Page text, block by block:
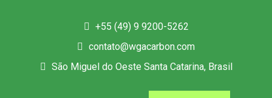
+55 (49) 9 9200-5262
contato@wgacarbon.com
São Miguel do Oeste Santa Catarina, Brasil